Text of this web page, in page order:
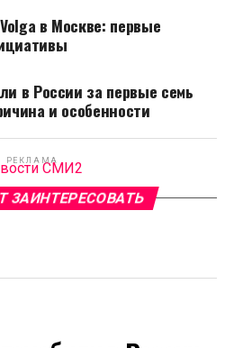
в Москве: первые
в России за первые семь
и особенности
РЕКЛАМАСМИ2
ЗАИНТЕРЕСОВАТЬ